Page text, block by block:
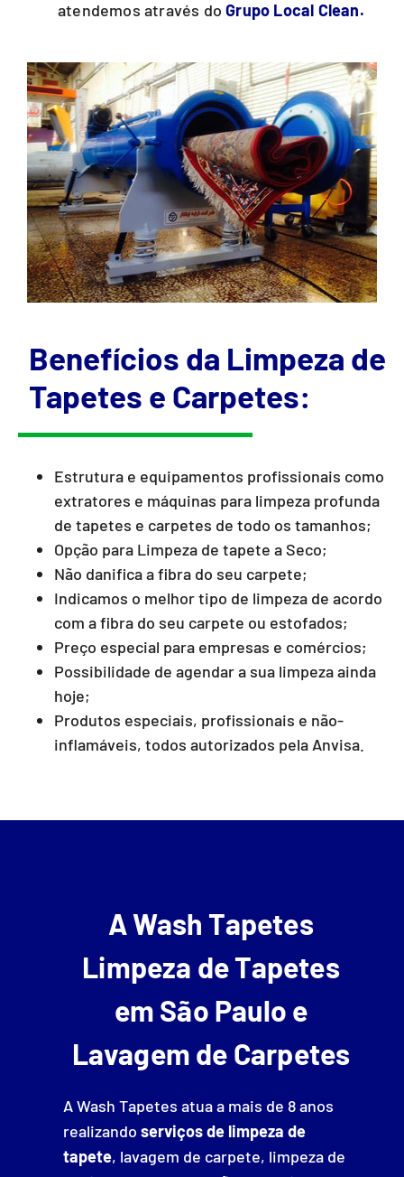
atendemos através doGrupo Local Clean.
Benefícios da Limpeza de
Tapetes e Carpetes:
Estrutura e equipamentos profissionais como
extratores e máquinas para limpeza profunda
de tapetes e carpetes de todo os tamanhos;
Opção para Limpeza de tapete a Seco;
Não danifica a fibra do seu carpete;
Indicamos o melhor tipo de limpeza de acordo
com a fibra do seu carpete ou estofados;
Preço especial para empresas e comércios;
Possibilidade de agendar a sua limpeza ainda
hoje;
Produtos especiais, profissionais e não-
inflamáveis, todos autorizados pela Anvisa.
A Wash Tapetes
Limpeza de Tapetes
em São Paulo e
Lavagem de Carpetes
A Wash Tapetes atua a mais de 8 anos
realizando serviços de limpeza de
tapete, lavagem de carpete, limpeza de